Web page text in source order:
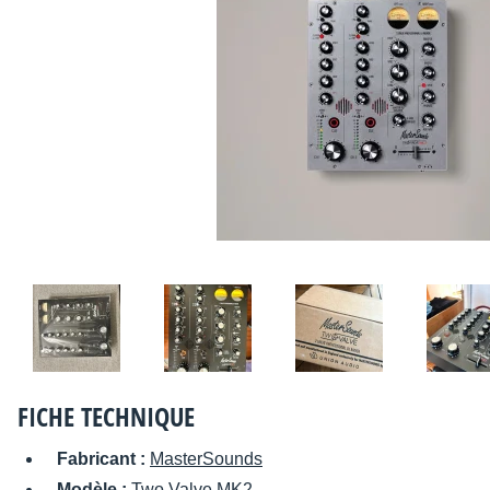
FICHE TECHNIQUE
Fabricant : MasterSounds